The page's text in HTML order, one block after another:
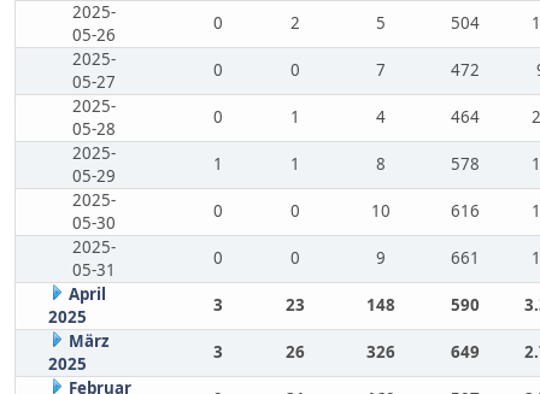
2025-
05-26
0 2 5 504
2025-
05-27
0 0 7 472
2025-
05-28
0 1 4 464
2025-
05-29
1 1 8 578
2025-
05-30
0 0 10 616
2025-
05-31
0 0 9 661
April
2025
3 23 148 590
März
2025
3 26 326 649
Februar